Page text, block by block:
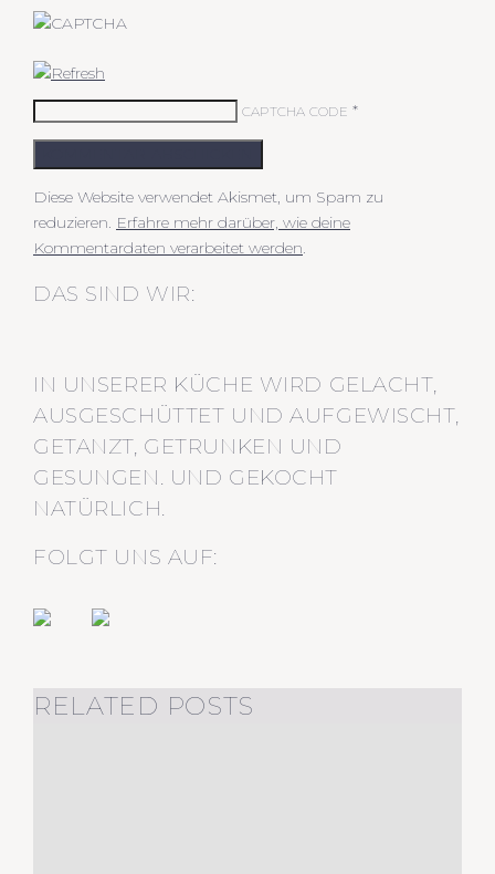
CAPTCHA CODE *
Diese Website verwendet Akismet, um Spam zu
reduzieren. Erfahre mehr darüber, wie deine
Kommentardaten verarbeitet werden.
DAS SIND WIR:
IN UNSERER KÜCHE WIRD GELACHT,
AUSGESCHÜTTET UND AUFGEWISCHT,
GETANZT, GETRUNKEN UND
GESUNGEN. UND GEKOCHT
NATÜRLICH.
FOLGT UNS AUF:
RELATED POSTS